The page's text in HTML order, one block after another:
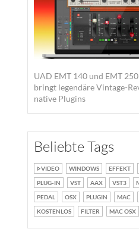
UAD EMT 140 und EMT
bringt legendäre Vintage-
native Plugins
Beliebte Tags
VIDEO WINDOWS EFFEKT
PLUG-IN
VST AAX VST3
PEDAL
OSX PLUGIN MAC
KOSTENLOS
FILTER MAC OSX